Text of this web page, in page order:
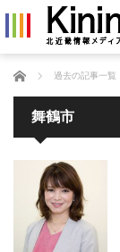
ホーム 過去の記事一覧
舞鶴市